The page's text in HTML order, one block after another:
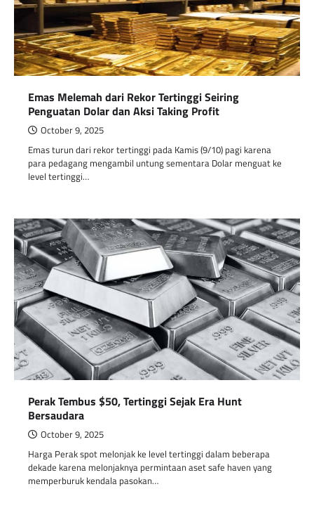
Emas Melemah dari Rekor Tertinggi Seiring
Penguatan Dolar dan Aksi Taking Profit
October 9, 2025
Emas turun dari rekor tertinggi pada Kamis (9/10) pagi karena
para pedagang mengambil untung sementara Dolar menguat ke
level tertinggi…
Perak Tembus $50, Tertinggi Sejak Era Hunt
Bersaudara
October 9, 2025
Harga Perak spot melonjak ke level tertinggi dalam beberapa
dekade karena melonjaknya permintaan aset safe haven yang
memperburuk kendala pasokan…